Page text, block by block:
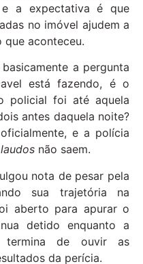
a expectativa é que
no imóvel ajudem a
que aconteceu.
a pergunta
está fazendo, é o
policial foi até aquela
antes daquela noite?
oficialmente, e a polícia
laudos não saem.
nota de pesar pela
sua trajetória na
aberto para apurar o
detido enquanto a
termina de ouvir as
da perícia.